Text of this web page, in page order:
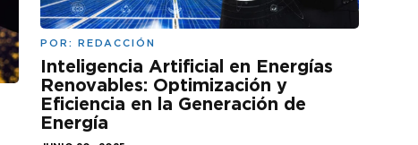
POR: REDACCIÓN
Inteligencia Artificial en Energías
Renovables: Optimización y
Eficiencia en la Generación de
Energía